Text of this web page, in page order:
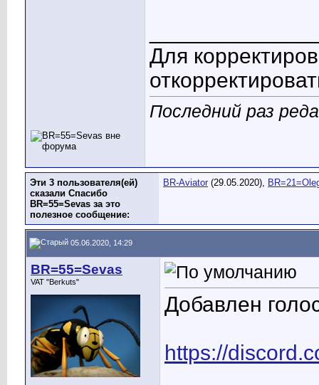
Для
Последний раз
Эти 3 пользователя(ей)
сказали Спасибо
BR=55=Sevas за это
полезное сообщение:
BR-Aviator (29.05.2020),
05.06.2020, 14:29
BR=55=Sevas
VAT "Berkuts"
Добавлен
https://